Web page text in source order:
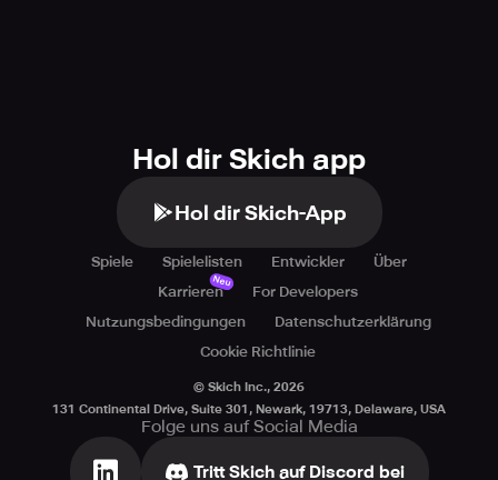
Hol dir Skich app
Hol dir Skich-App
Spiele Spielelisten Entwickler
Über
Karrieren
Neu
For Developers
Nutzungsbedingungen
Datenschutzerklärung
Cookie Richtlinie
© Skich Inc., 2026
131 Continental Drive, Suite 301, Newark, 19713, Delaware, USA
Folge uns auf Social Media
Tritt Skich auf Discord bei